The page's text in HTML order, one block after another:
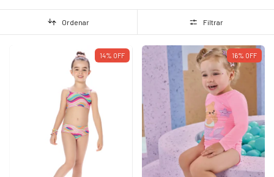
Ordenar Filtrar
14% OFF 16% OFF